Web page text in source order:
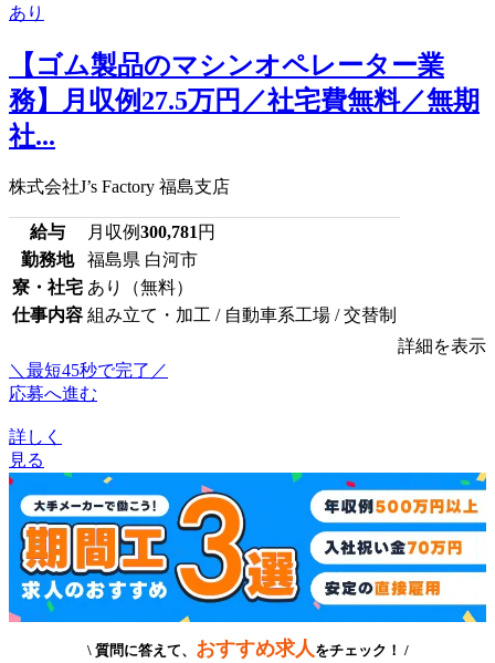
【ゴム製品のマシンオペレーター業
務】月収例27.5万円／社宅費無料／無期
社...
株式会社J’s Factory 福島支店
給与 月収例300,781 円
勤務地
福島県 白河市
寮・社宅 あり（無料）
仕事内容 組み立て・加工 / 自動車系工場 / 交替制
詳細を表示
＼最短45秒で完了／
応募へ進む
詳しく
見る
\ 質問に答えて、 おすすめ求人 をチェック！ /